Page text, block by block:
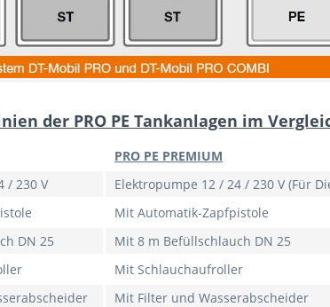
der PRO PE Tankanlagen im
PRO PE PREMIUM
/ 230 V
Elektropumpe 12 / 24 / 230 V (Für
Mit Automatik-Zapfpistole
DN 25
Mit 8 m Befüllschlauch DN 25
Mit Schlauchaufroller
Mit Filter und Wasserabscheider